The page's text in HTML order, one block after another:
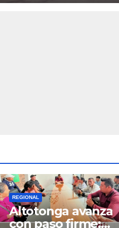
gran rehabilitación
REGIONAL
Altotonga avanza
con paso firme: